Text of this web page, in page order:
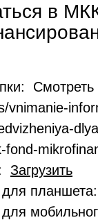
в
Смотреть
vnimanie-
fond-
Загрузить
планшета: